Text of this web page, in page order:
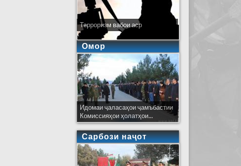
Терроризм вабои аср
Омор
Идомаи ҷаласаҳои ҷамъбастии
Комиссияҳои ҳолатҳои...
Сарбози наҷот